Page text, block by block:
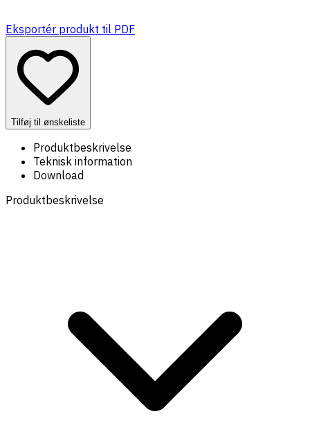
Eksportér produkt til PDF
Tilføj til ønskeliste
Produktbeskrivelse
Teknisk information
Download
Produktbeskrivelse